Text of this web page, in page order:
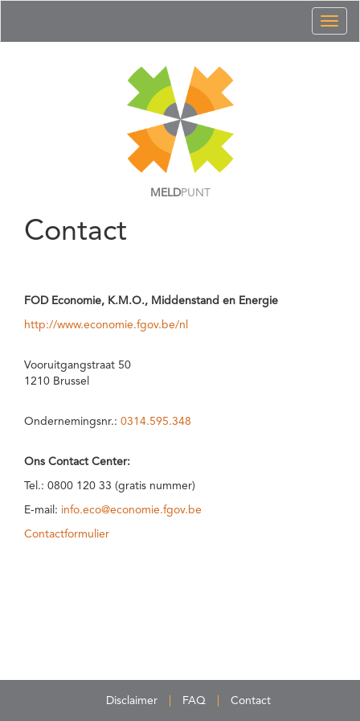
MELDPUNT
Contact
FOD Economie, K.M.O., Middenstand en Energie
http://www.economie.fgov.be/nl
Vooruitgangstraat 50
1210 Brussel
Ondernemingsnr.: 0314.595.348
Ons Contact Center:
Tel.: 0800 120 33 (gratis nummer)
E-mail: info.eco@economie.fgov.be
Contactformulier
Disclaimer FAQ Contact